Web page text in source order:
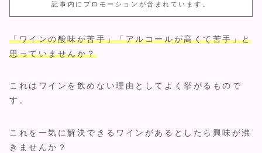
記事内にプロモーションが含まれています。
「ワインの酸味が苦手」「アルコールが高くて苦手」と
思っていませんか？
これはワインを飲めない理由としてよく挙がるもので
す。
これを一気に解決できるワインがあるとしたら興味が沸
きませんか？